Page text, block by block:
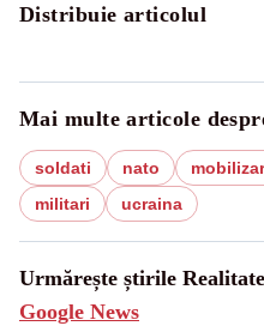
Distribuie articolul
Mai multe articole
soldati nato
militari
ucraina
Urmărește știrile
Google News